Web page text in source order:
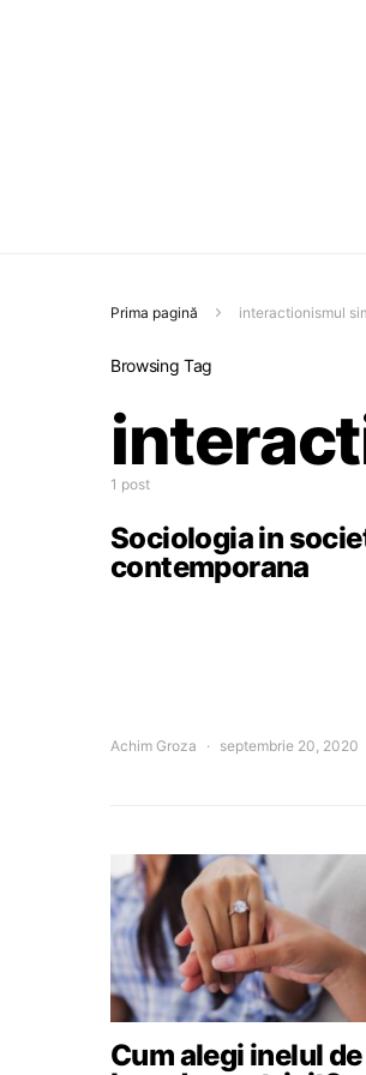
Prima pagină interactionismul
Browsing Tag
1 post
Sociologia in
contemporana
Achim Groza septembrie 20, 2020
Cum alegi inelul de